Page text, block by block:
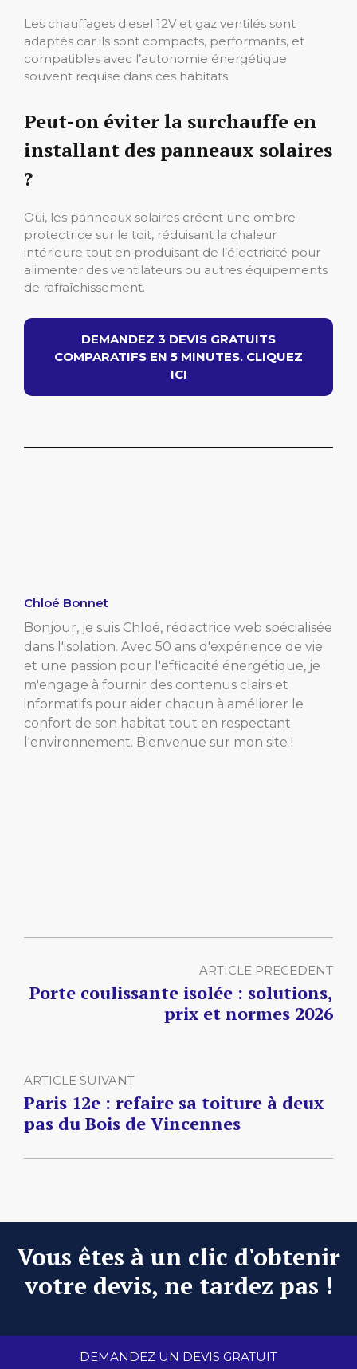
Les chauffages diesel 12V et gaz ventilés sont
adaptés car ils sont compacts, performants, et
compatibles avec l’autonomie énergétique
souvent requise dans ces habitats.
Peut-on éviter la surchauffe en
installant des panneaux solaires
?
Oui, les panneaux solaires créent une ombre
protectrice sur le toit, réduisant la chaleur
intérieure tout en produisant de l’électricité pour
alimenter des ventilateurs ou autres équipements
de rafraîchissement.
DEMANDEZ 3 DEVIS GRATUITS
COMPARATIFS EN 5 MINUTES. CLIQUEZ
ICI
Chloé Bonnet
Bonjour, je suis Chloé, rédactrice web spécialisée
dans l'isolation. Avec 50 ans d'expérience de vie
et une passion pour l'efficacité énergétique, je
m'engage à fournir des contenus clairs et
informatifs pour aider chacun à améliorer le
confort de son habitat tout en respectant
l'environnement. Bienvenue sur mon site !
ARTICLE PRECEDENT
Porte coulissante isolée : solutions,
prix et normes 2026
ARTICLE SUIVANT
Paris 12e : refaire sa toiture à deux
pas du Bois de Vincennes
Vous êtes à un clic d'obtenir
votre devis, ne tardez pas !
DEMANDEZ UN DEVIS GRATUIT